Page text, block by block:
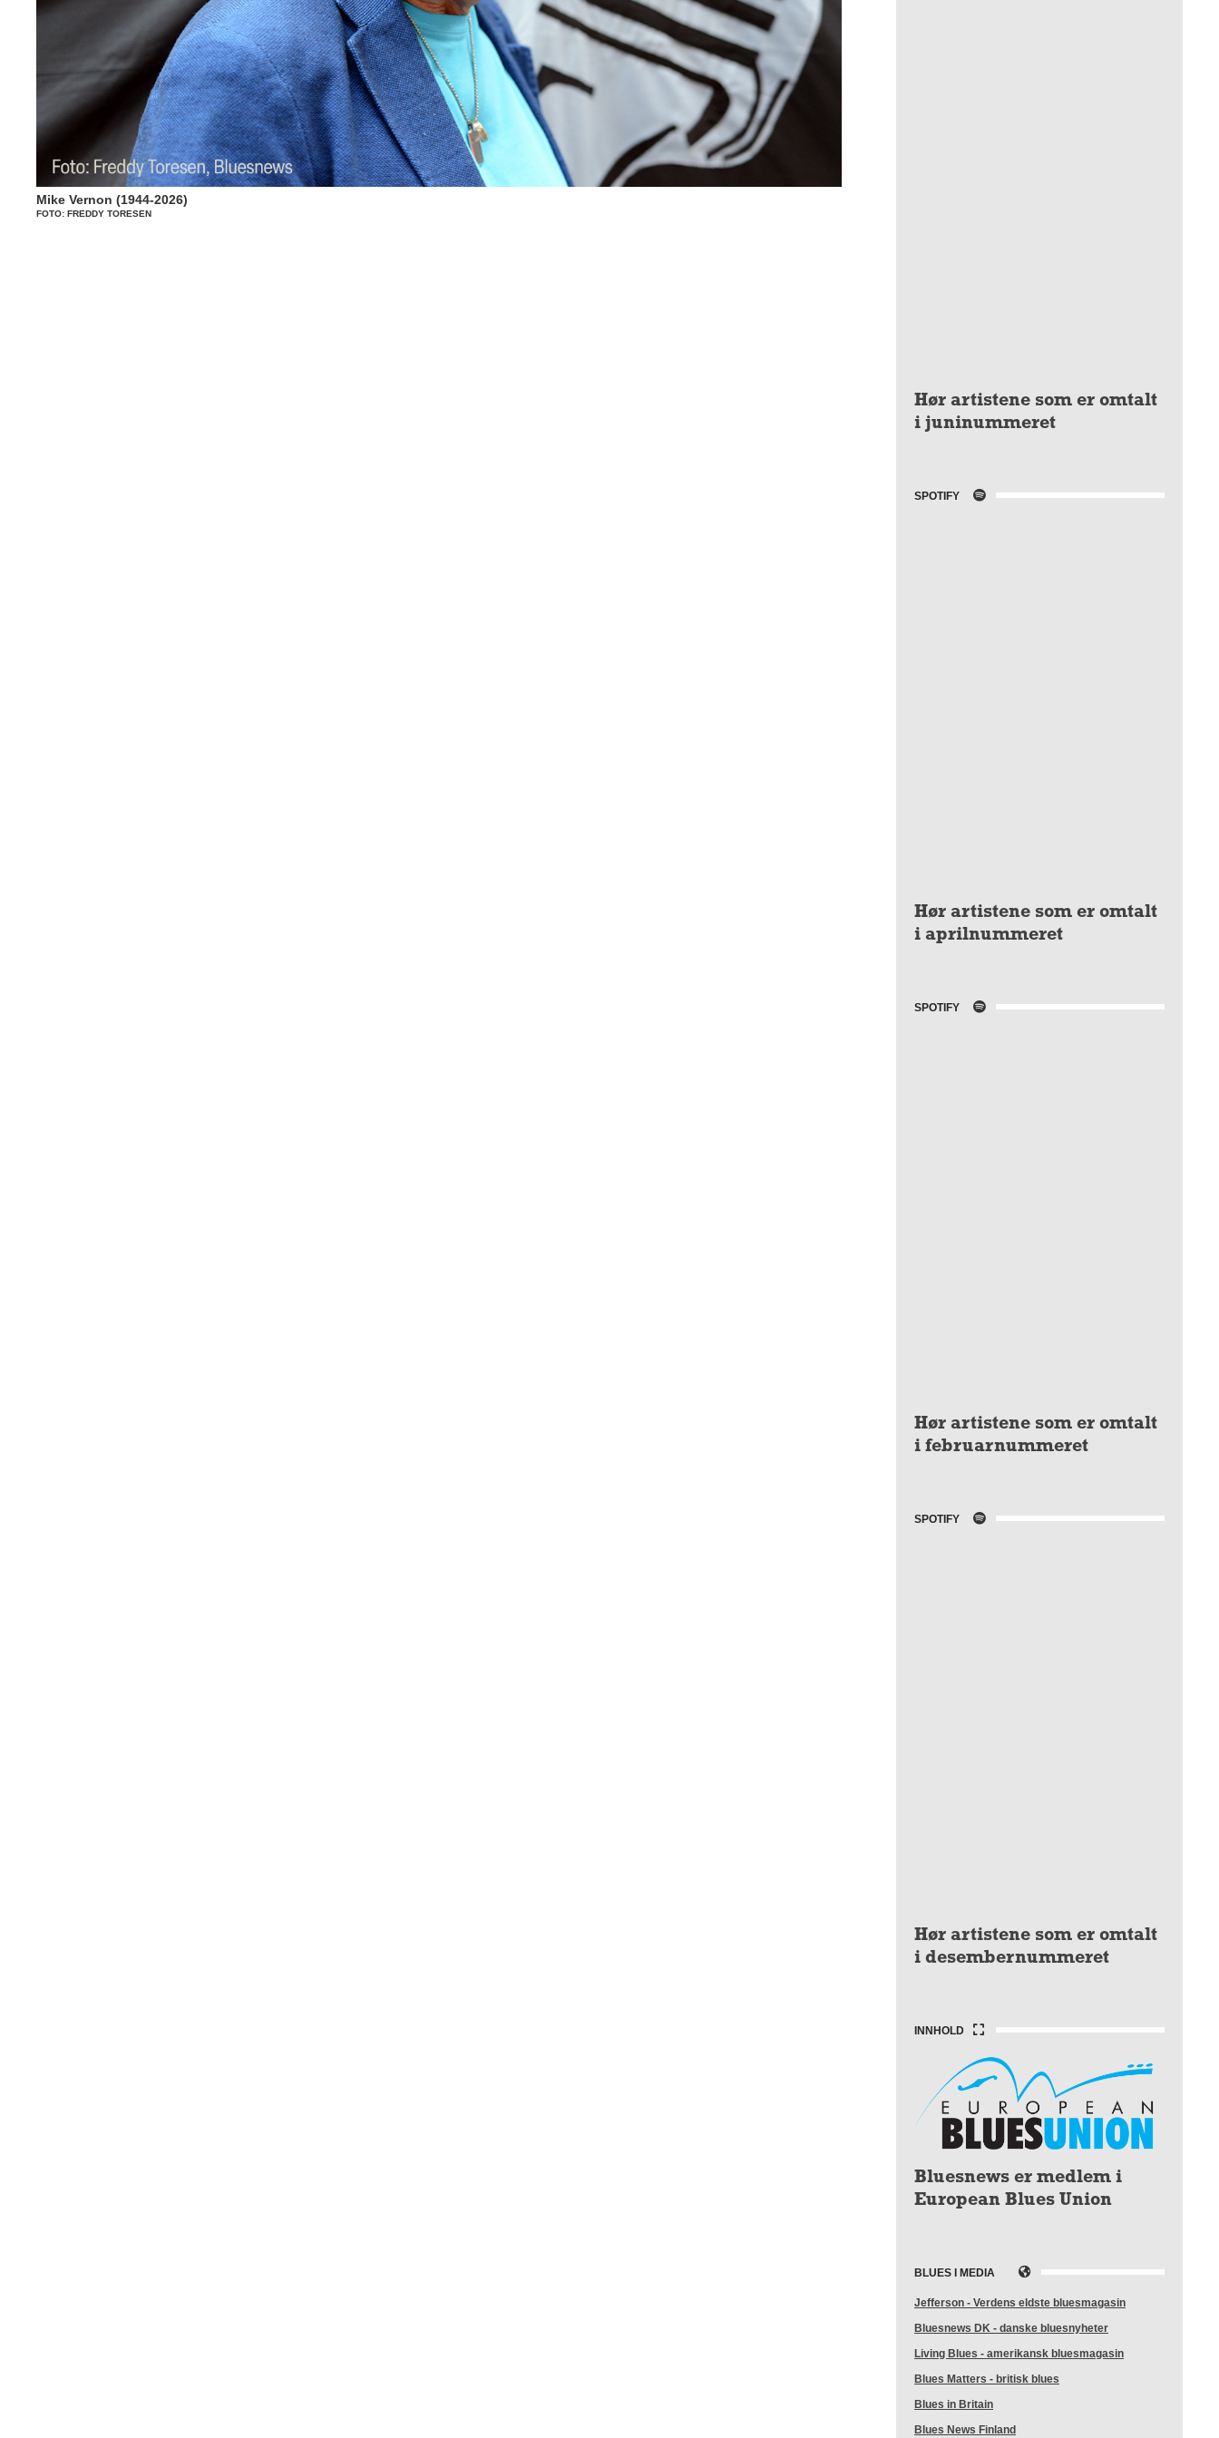
Mike Vernon (1944-2026)
FOTO: FREDDY TORESEN
Hør artistene som er omtalt
i juninummeret
SPOTIFY
Hør artistene som er omtalt
i aprilnummeret
SPOTIFY
Hør artistene som er omtalt
i februarnummeret
SPOTIFY
Hør artistene som er omtalt
i desembernummeret
INNHOLD
Bluesnews er medlem i
European Blues Union
BLUES I MEDIA
Jefferson - Verdens eldste bluesmagasin
Bluesnews DK - danske bluesnyheter
Living Blues - amerikansk bluesmagasin
Blues Matters - britisk blues
Blues in Britain
Blues News Finland